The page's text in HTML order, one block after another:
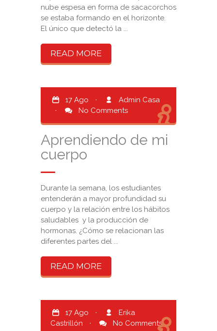
nube espesa en forma de sacacorchos
se estaba formando en el horizonte.
El único que detectó la ...
READ MORE
17 Ago ·
Admin Casa
·
No Comments
Aprendiendo de mi
cuerpo
Durante la semana, los estudiantes
entenderán a mayor profundidad su
cuerpo y la relación entre los hábitos
saludables y la producción de
hormonas. ¿Cómo se relacionan las
diferentes partes del ...
READ MORE
17 Ago ·
Erika
Castrillón
· No Comments